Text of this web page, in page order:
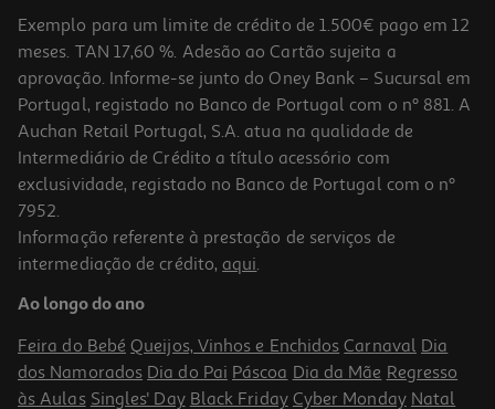
Exemplo para um limite de crédito de 1.500€ pago em 12
meses. TAN 17,60 %. Adesão ao Cartão sujeita a
aprovação. Informe-se junto do Oney Bank – Sucursal em
Portugal, registado no Banco de Portugal com o nº 881. A
Auchan Retail Portugal, S.A. atua na qualidade de
Intermediário de Crédito a título acessório com
exclusividade, registado no Banco de Portugal com o nº
7952.
Informação referente à prestação de serviços de
intermediação de crédito, aqui.
Ao longo do ano
Feira do Bebé Queijos, Vinhos e Enchidos Carnaval Dia
dos Namorados Dia do Pai Páscoa Dia da Mãe Regresso
às Aulas Singles' Day Black Friday Cyber Monday Natal